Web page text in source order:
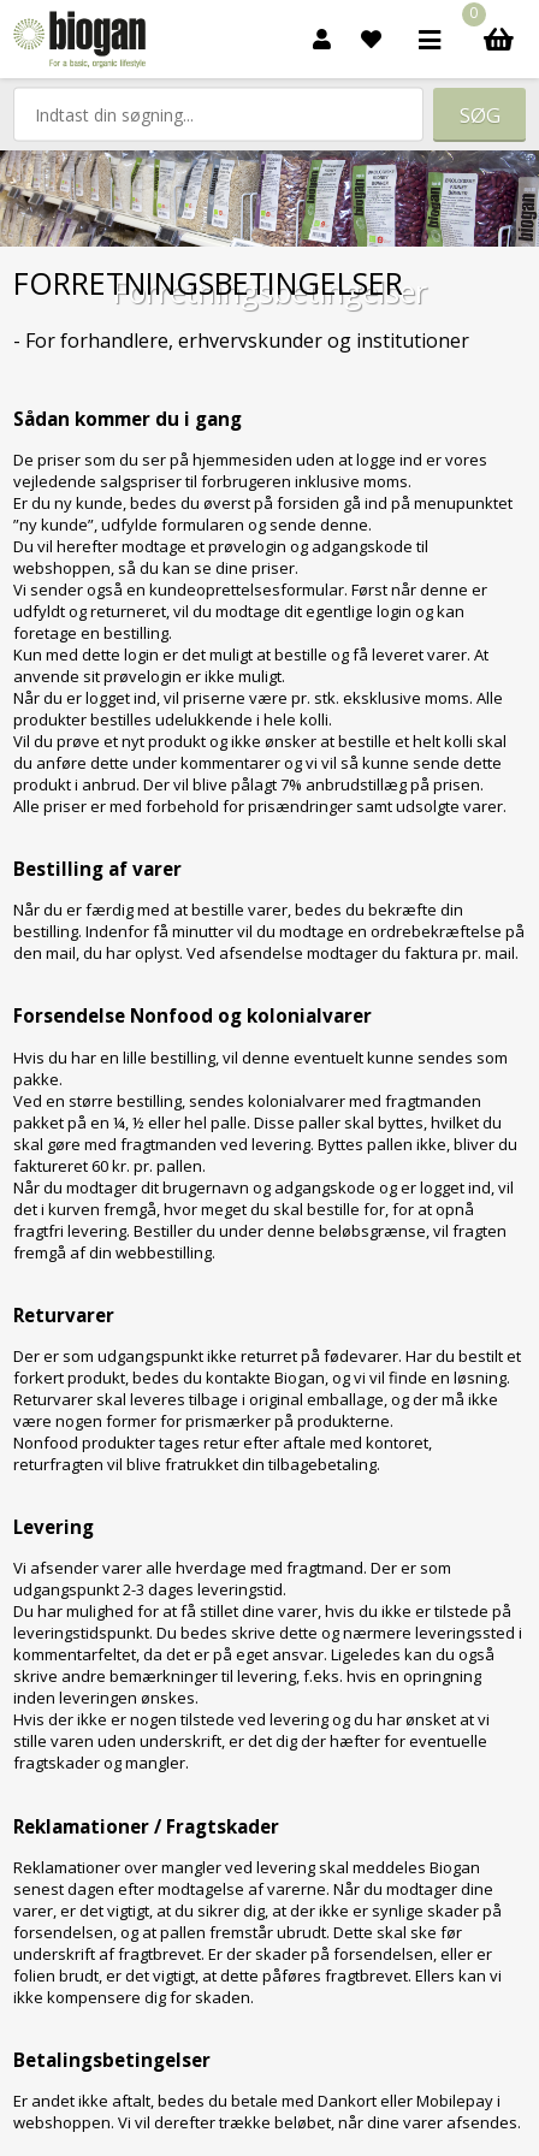
0
Forretningsbetingelser
FORRETNINGSBETINGELSER
- For forhandlere, erhvervskunder og institutioner
Sådan kommer du i gang
De priser som du ser på hjemmesiden uden at logge ind er vores
vejledende salgspriser til forbrugeren inklusive moms.
Er du ny kunde, bedes du øverst på forsiden gå ind på menupunktet
”ny kunde”, udfylde formularen og sende denne.
Du vil herefter modtage et prøvelogin og adgangskode til
webshoppen, så du kan se dine priser.
Vi sender også en kundeoprettelsesformular. Først når denne er
udfyldt og returneret, vil du modtage dit egentlige login og kan
foretage en bestilling.
Kun med dette login er det muligt at bestille og få leveret varer. At
anvende sit prøvelogin er ikke muligt.
Når du er logget ind, vil priserne være pr. stk. eksklusive moms. Alle
produkter bestilles udelukkende i hele kolli.
Vil du prøve et nyt produkt og ikke ønsker at bestille et helt kolli skal
du anføre dette under kommentarer og vi vil så kunne sende dette
produkt i anbrud. Der vil blive pålagt 7% anbrudstillæg på prisen.
Alle priser er med forbehold for prisændringer samt udsolgte varer.
Bestilling af varer
Når du er færdig med at bestille varer, bedes du bekræfte din
bestilling. Indenfor få minutter vil du modtage en ordrebekræftelse på
den mail, du har oplyst. Ved afsendelse modtager du faktura pr. mail.
Forsendelse Nonfood og kolonialvarer
Hvis du har en lille bestilling, vil denne eventuelt kunne sendes som
pakke.
Ved en større bestilling, sendes kolonialvarer med fragtmanden
pakket på en ¼, ½ eller hel palle. Disse paller skal byttes, hvilket du
skal gøre med fragtmanden ved levering. Byttes pallen ikke, bliver du
faktureret 60 kr. pr. pallen.
Når du modtager dit brugernavn og adgangskode og er logget ind, vil
det i kurven fremgå, hvor meget du skal bestille for, for at opnå
fragtfri levering. Bestiller du under denne beløbsgrænse, vil fragten
fremgå af din webbestilling.
Returvarer
Der er som udgangspunkt ikke returret på fødevarer. Har du bestilt et
forkert produkt, bedes du kontakte Biogan, og vi vil finde en løsning.
Returvarer skal leveres tilbage i original emballage, og der må ikke
være nogen former for prismærker på produkterne.
Nonfood produkter tages retur efter aftale med kontoret,
returfragten vil blive fratrukket din tilbagebetaling.
Levering
Vi afsender varer alle hverdage med fragtmand. Der er som
udgangspunkt 2-3 dages leveringstid.
Du har mulighed for at få stillet dine varer, hvis du ikke er tilstede på
leveringstidspunkt. Du bedes skrive dette og nærmere leveringssted i
kommentarfeltet, da det er på eget ansvar. Ligeledes kan du også
skrive andre bemærkninger til levering, f.eks. hvis en opringning
inden leveringen ønskes.
Hvis der ikke er nogen tilstede ved levering og du har ønsket at vi
stille varen uden underskrift, er det dig der hæfter for eventuelle
fragtskader og mangler.
Reklamationer / Fragtskader
Reklamationer over mangler ved levering skal meddeles Biogan
senest dagen efter modtagelse af varerne. Når du modtager dine
varer, er det vigtigt, at du sikrer dig, at der ikke er synlige skader på
forsendelsen, og at pallen fremstår ubrudt. Dette skal ske før
underskrift af fragtbrevet. Er der skader på forsendelsen, eller er
folien brudt, er det vigtigt, at dette påføres fragtbrevet. Ellers kan vi
ikke kompensere dig for skaden.
Betalingsbetingelser
Er andet ikke aftalt, bedes du betale med Dankort eller Mobilepay i
webshoppen. Vi vil derefter trække beløbet, når dine varer afsendes.